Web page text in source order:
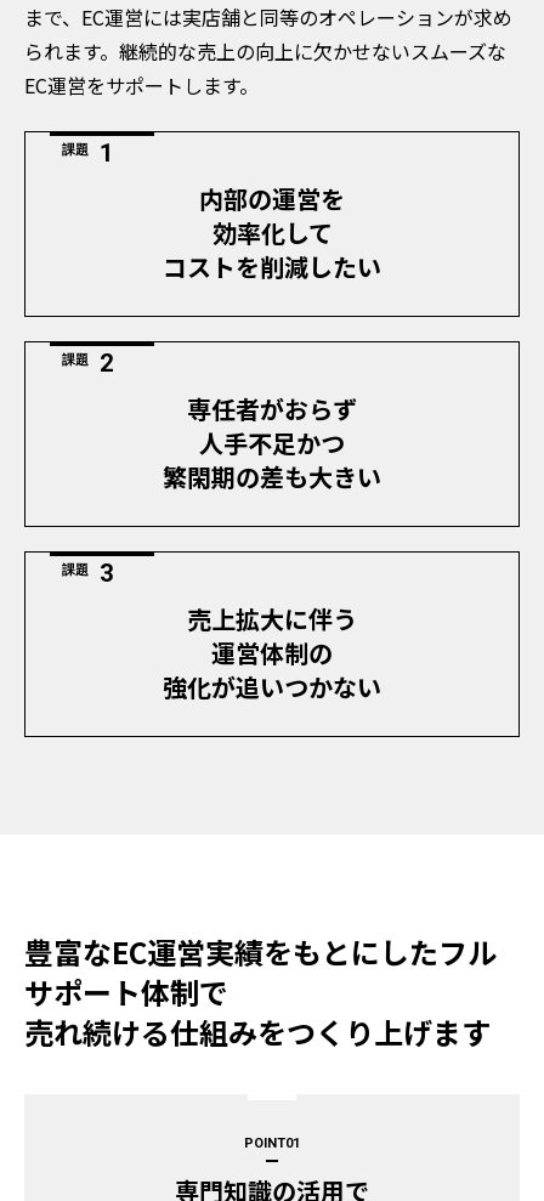
まで、EC運営には実店舗と同等のオペレーションが求め
られます。継続的な売上の向上に欠かせないスムーズな
EC運営をサポートします。
課題
内部の運営を
効率化して
コストを削減したい
課題
専任者がおらず
人手不足かつ
繁閑期の差も大きい
課題
売上拡大に伴う
運営体制の
強化が追いつかない
豊富なEC運営実績をもとにしたフル
サポート体制で
売れ続ける仕組みをつくり上げます
POINT
専門知識の活用で